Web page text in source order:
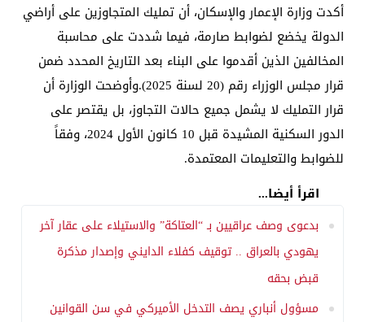
أكدت وزارة الإعمار والإسكان، أن تمليك المتجاوزين على أراضي
الدولة يخضع لضوابط صارمة، فيما شددت على محاسبة
المخالفين الذين أقدموا على البناء بعد التاريخ المحدد ضمن
قرار مجلس الوزراء رقم (20 لسنة 2025).وأوضحت الوزارة أن
قرار التمليك لا يشمل جميع حالات التجاوز، بل يقتصر على
الدور السكنية المشيدة قبل 10 كانون الأول 2024، وفقاً
للضوابط والتعليمات المعتمدة.
اقرأ أيضا...
بدعوى وصف عراقيين بـ “العتاكة” والاستيلاء على عقار آخر
يهودي بالعراق .. توقيف كفلاء الدايني وإصدار مذكرة
قبض بحقه
مسؤول أنباري يصف التدخل الأميركي في سن القوانين